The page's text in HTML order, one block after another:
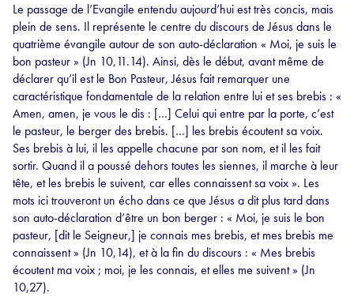
Le passage de l’Evangile entendu aujourd’hui est très concis, mais
plein de sens. Il représente le centre du discours de Jésus dans le
quatrième évangile autour de son auto-déclaration « Moi, je suis le
bon pasteur » (Jn 10,11.14). Ainsi, dès le début, avant même de
déclarer qu’il est le Bon Pasteur, Jésus fait remarquer une
caractéristique fondamentale de la relation entre lui et ses brebis : «
Amen, amen, je vous le dis : […] Celui qui entre par la porte, c’est
le pasteur, le berger des brebis. […] les brebis écoutent sa voix.
Ses brebis à lui, il les appelle chacune par son nom, et il les fait
sortir. Quand il a poussé dehors toutes les siennes, il marche à leur
tête, et les brebis le suivent, car elles connaissent sa voix ». Les
mots ici trouveront un écho dans ce que Jésus a dit plus tard dans
son auto-déclaration d’être un bon berger : « Moi, je suis le bon
pasteur, [dit le Seigneur,] je connais mes brebis, et mes brebis me
connaissent » (Jn 10,14), et à la fin du discours : « Mes brebis
écoutent ma voix ; moi, je les connais, et elles me suivent » (Jn
10,27).